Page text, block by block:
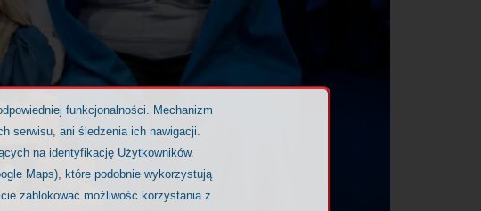
funkcjonalności. Mechanizm
serwisu, ani śledzenia ich nawigacji.
na identyfikację Użytkowników.
Maps), które podobnie wykorzystują
zablokować możliwość korzystania z